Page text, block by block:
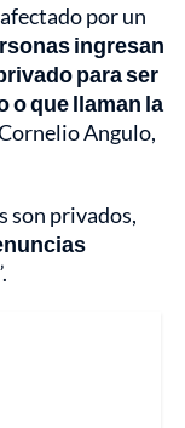
por un
ingresan
para ser
o que llaman la
Angulo,
son privados,